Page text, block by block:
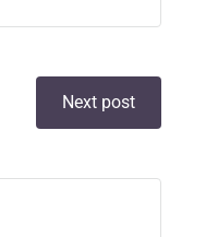
Next post